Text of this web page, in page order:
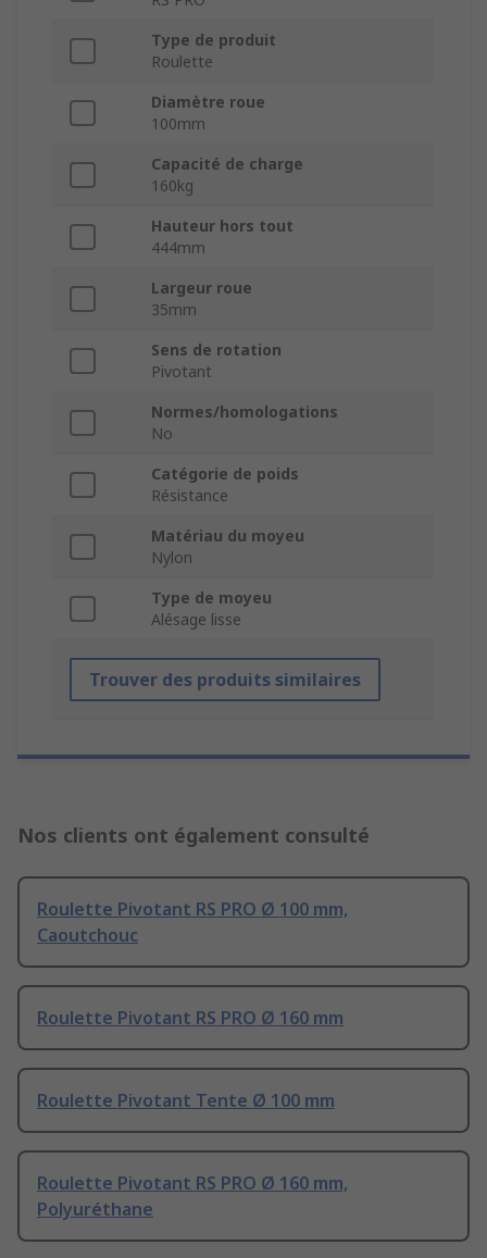
Type de produit
Roulette
Diamètre roue
100mm
Capacité de charge
160kg
Hauteur hors tout
444mm
Largeur roue
35mm
Sens de rotation
Pivotant
Normes/homologations
No
Catégorie de poids
Résistance
Matériau du moyeu
Nylon
Type de moyeu
Alésage lisse
Trouver des produits similaires
Nos clients ont également consulté
Roulette Pivotant RS PRO Ø 100 mm,
Caoutchouc
Roulette Pivotant RS PRO Ø 160 mm
Roulette Pivotant Tente Ø 100 mm
Roulette Pivotant RS PRO Ø 160 mm,
Polyuréthane